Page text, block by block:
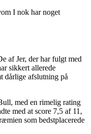
I nok har noget
af Jer, der har fulgt med
sikkert allerede
dårlige afslutning på
med en rimelig rating
med at score 7,5 af 11,
som bedstplacerede